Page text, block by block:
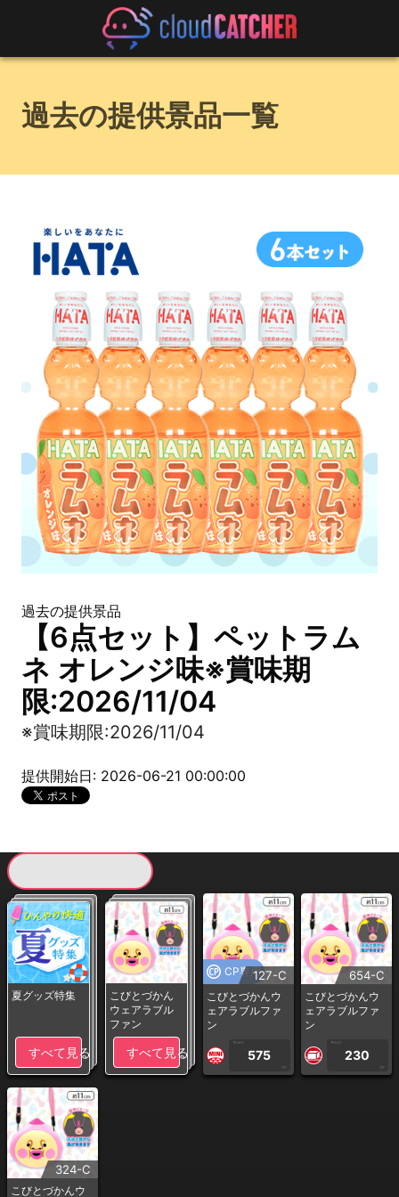
過去の提供景品一覧
過去の提供景品
【6点セット】ペットラム
ネ オレンジ味※賞味期
限:2026/11/04
※賞味期限:2026/11/04
提供開始日: 2026-06-21 00:00:00
夏グッズ特集
すべて見る
こびとづかん
ウェアラブル
ファン
すべて見る
CP専用127-C
こびとづかんウ
ェアラブルファ
ン
1PLAY
575
CP
654-C
こびとづかんウ
ェアラブルファ
ン
1PLAY
230
CP
324-C
こびとづかんウ